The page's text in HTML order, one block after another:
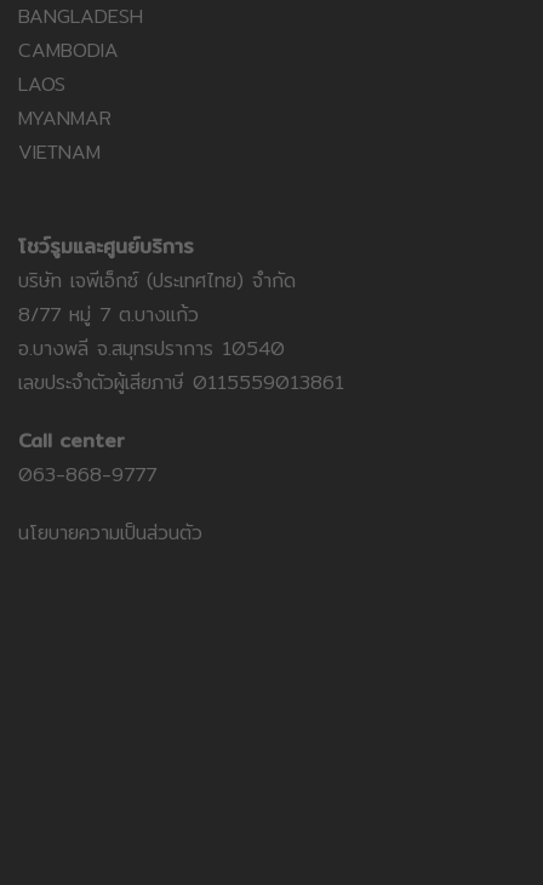
BANGLADESH
CAMBODIA
LAOS
MYANMAR
VIETNAM
โชว์รูมและศูนย์บริการ
บริษัท เจพีเอ็กซ์ (ประเทศไทย) จำกัด
8/77 หมู่ 7 ต.บางแก้ว
อ.บางพลี จ.สมุทรปราการ 10540
เลขประจำตัวผู้เสียภาษี 0115559013861
Call center
063-868-9777
นโยบายความเป็นส่วนตัว